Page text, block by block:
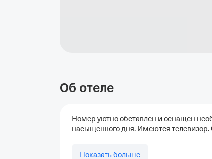
Об отеле
Номер уютно обставлен и оснащён
насыщенного дня. Имеются
Показать больше